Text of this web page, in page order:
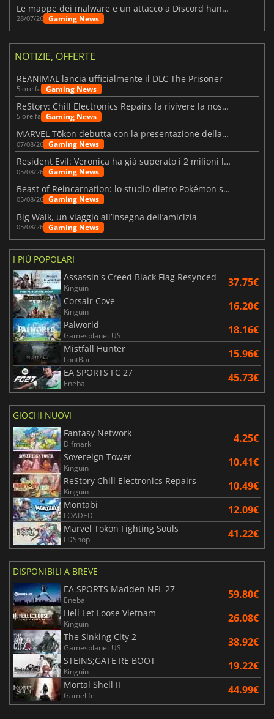
Le mappe dei malware e un attacco a Discord hanno colpito Meccha Chameleon
28/07/26 Gaming News
NOTIZIE, OFFERTE
REANIMAL lancia ufficialmente il DLC The Prisoner
5 ore fa Gaming News
ReStory: Chill Electronics Repairs fa rivivere la nostalgia degli anni 2000
5 ore fa Gaming News
MARVEL Tōkon debutta con la presentazione della roadmap per il primo anno
07/08/26 Gaming News
Resident Evil: Veronica ha già superato i 2 milioni liste dei desideri
05/08/26 Gaming News
Beast of Reincarnation: lo studio dietro Pokémon su una nuova strada
05/08/26 Gaming News
Big Walk, un viaggio all’insegna dell’amicizia
05/08/26 Gaming News
I PIÙ POPOLARI
Assassin's Creed Black Flag Resynced
Kinguin 37.75€
Corsair Cove
Kinguin 16.20€
Palworld
Gamesplanet US 18.16€
Mistfall Hunter
LootBar 15.96€
EA SPORTS FC 27
Eneba 45.73€
GIOCHI NUOVI
Fantasy Network
Difmark 4.25€
Sovereign Tower
Kinguin 10.41€
ReStory Chill Electronics Repairs
Kinguin 10.49€
Montabi
LOADED 12.09€
Marvel Tokon Fighting Souls
LDShop 41.22€
DISPONIBILI A BREVE
EA SPORTS Madden NFL 27
Eneba 59.80€
Hell Let Loose Vietnam
Kinguin 26.08€
The Sinking City 2
Gamesplanet US 38.92€
STEINS;GATE RE BOOT
Kinguin 19.22€
Mortal Shell II
Gamelife 44.99€